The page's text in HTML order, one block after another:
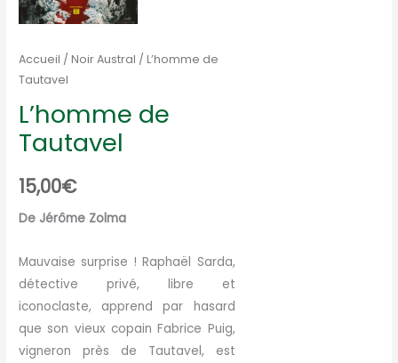
Accueil /Noir Austral / L’homme de
Tautavel
L’homme de
Tautavel
15,00€
De Jérôme Zolma
Mauvaise surprise ! Raphaël Sarda,
détective privé, libre et
iconoclaste, apprend par hasard
que son vieux copain Fabrice Puig,
vigneron près de Tautavel, est